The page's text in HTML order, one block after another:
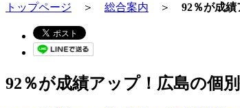
トップページ ＞ 総合案内 ＞ 92％が成
92％が成績アップ！広島の個